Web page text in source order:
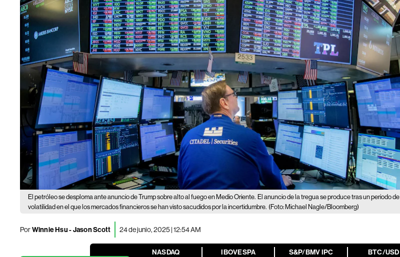
El petróleo se desploma ante anuncio de Trump sobre alto al fuego en Medio Oriente. El anuncio de la tregua se produce tras un periodo de
volatilidad en el que los mercados financieros se han visto sacudidos por la incertidumbre. (Foto: Michael Nagle/Bloomberg)
PorWinnie Hsu - Jason Scott 24 de junio, 2025 | 12:54 AM
NASDAQ IBOVESPA S&P/BMV IPC BTC/USD